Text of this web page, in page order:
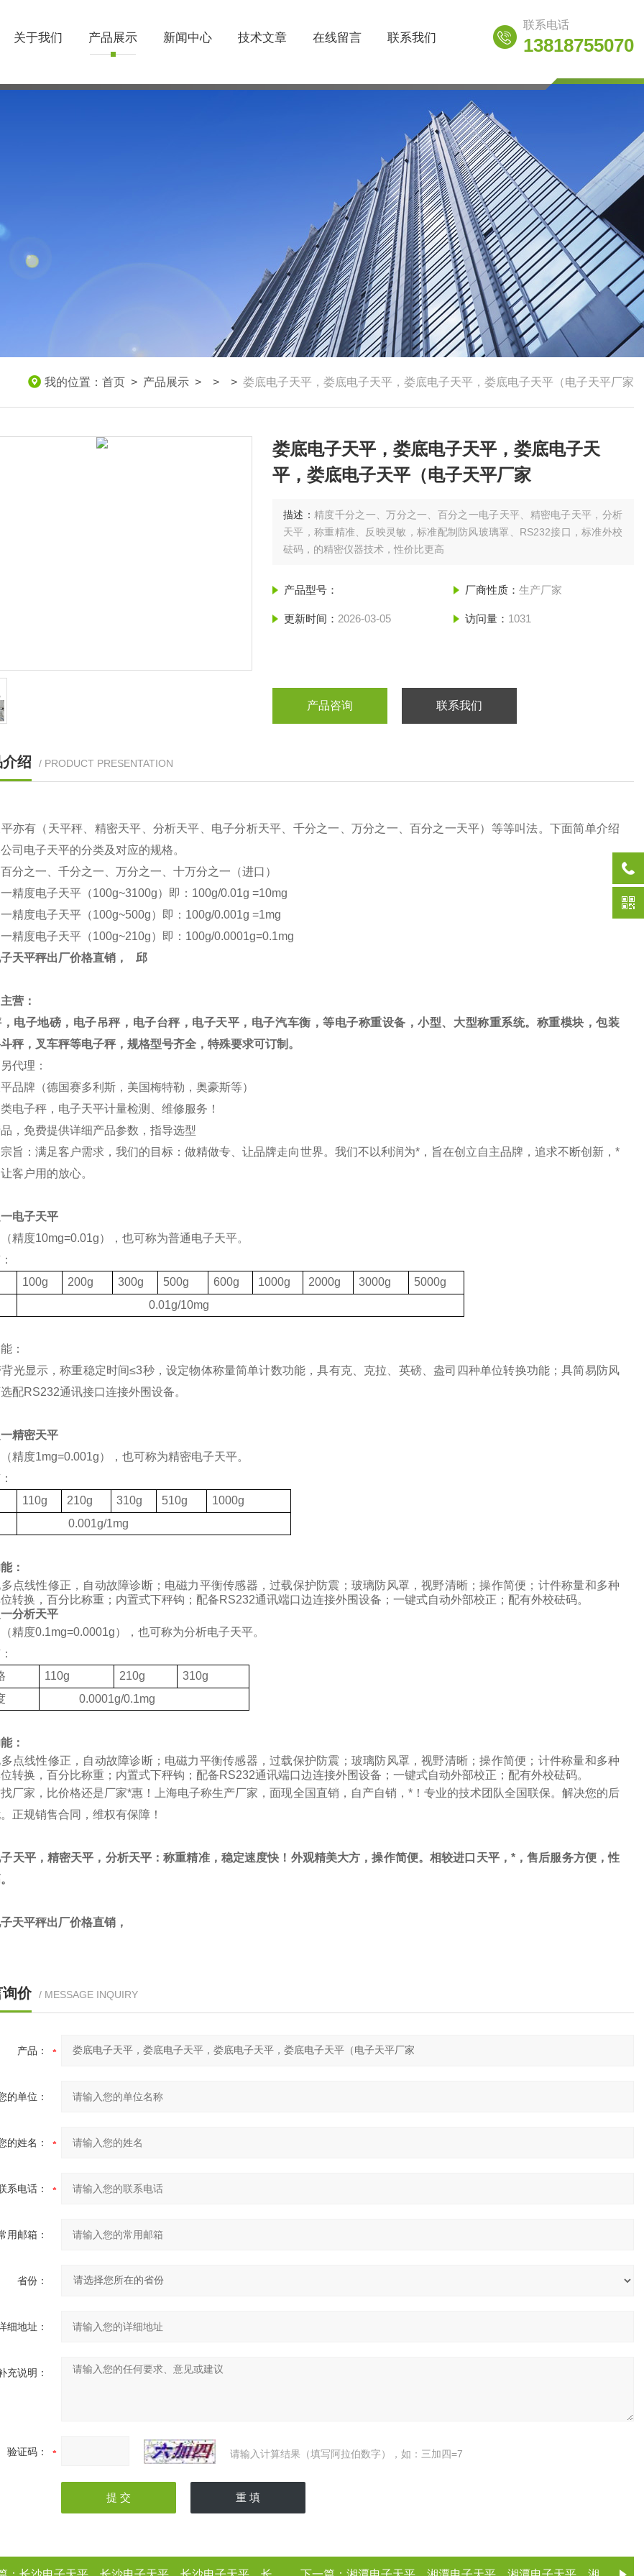
关于我们 产品展示 新闻中心 技术文章 在线留言 联系我们
联系电话
13818755070
我的位置： 首页 > 产品展示 > > > 娄底电子天平，娄底电子天平，娄底电子天平，娄底电子天平（电子天平厂家
娄底电子天平，娄底电子天平，娄底电子天
平，娄底电子天平（电子天平厂家
描述： 精度千分之一、万分之一、百分之一电子天平、精密电子天平，分析
天平，称重精准、反映灵敏，标准配制防风玻璃罩、RS232接口，标准外校
砝码，的精密仪器技术，性价比更高
产品型号： 厂商性质： 生产厂家
更新时间： 2026-03-05 访问量： 1031
产品咨询 联系我们
绍 / PRODUCT PRESENTATION
亦有（天平秤、精密天平、分析天平、电子分析天平、千分之一、万分之一、百分之一天平）等等叫法。下面简单介绍
司电子天平的分类及对应的规格。
分之一、千分之一、万分之一、十万分之一（进口）
精度电子天平（100g~3100g）即： 100g/0.01g =10mg
精度电子天平（100g~500g）即： 100g/0.001g =1mg
精度电子天平（100g~210g）即： 100g/0.0001g=0.1mg
天平秤出厂价格直销，
邱
营：
电子地磅，电子吊秤，电子台秤，电子天平，电子汽车衡，等电子称重设备，小型、大型称重系统。称重模块，包装
秤，叉车秤等电子秤，规格型号齐全，特殊要求可订制。
代理：
品牌（德国赛多利斯，美国梅特勒，奥豪斯等）
电子秤，电子天平计量检测、维修服务！
，免费提供详细产品参数，指导选型
旨：满足客户需求，我们的目标：做精做专、让品牌走向世界。我们不以利润为*，旨在创立自主品牌，追求不断创新，*
客户用的放心。
电子天平
精度10mg=0.01g），也可称为普通电子天平。
100g 200g 300g 500g 600g 1000g 2000g 3000g
5000g
0.01g/10mg
：
光显示，称重稳定时间≤3秒，设定物体称量简单计数功能，具有克、克拉、英磅、盎司四种单位转换功能；具简易防风
配RS232通讯接口连接外围设备。
精密天平
精度1mg=0.001g），也可称为精密电子天平。
110g 210g 310g 510g
1000g
0.001g/1mg
：
点线性修正，自动故障诊断；电磁力平衡传感器，过载保护防震；玻璃防风罩，视野清晰；操作简便；计件称量和多种
转换，百分比称重；内置式下秤钩；配备RS232通讯端口边连接外围设备；一键式自动外部校正；配有外校砝码。
分析天平
精度0.1mg=0.0001g），也可称为分析电子天平。
110g 210g
310g
0.0001g/0.1mg
：
点线性修正，自动故障诊断；电磁力平衡传感器，过载保护防震；玻璃防风罩，视野清晰；操作简便；计件称量和多种
转换，百分比称重；内置式下秤钩；配备RS232通讯端口边连接外围设备；一键式自动外部校正；配有外校砝码。
厂家，比价格还是厂家*惠！上海电子称生产厂家，面现全国直销，自产自销，*！专业的技术团队全国联保。解决您的后
正规销售合同，维权有保障！
天平，精密天平，分析天平：称重精准，稳定速度快！外观精美大方，操作简便。相较进口天平，*，售后服务方便，性
天平秤出厂价格直销，
价 / MESSAGE INQUIRY
产品：
的单位：
的姓名：
系电话：
用邮箱：
省份：
细地址：
充说明：
验证码： 请输入计算结果（填写阿拉伯数字），如：三加四=7